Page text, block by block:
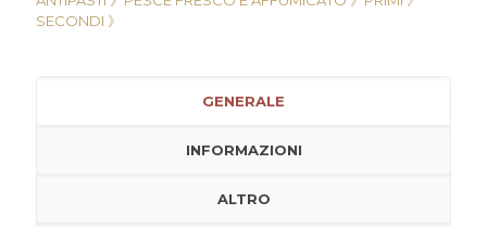
SECONDI 》
GENERALE
INFORMAZIONI
ALTRO